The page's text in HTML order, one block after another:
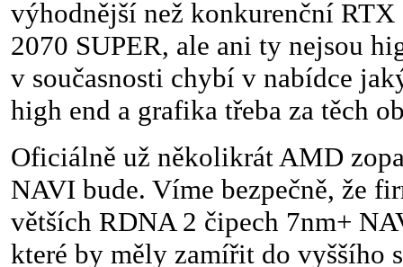
výhodnější než konkurenční RTX
2070 SUPER, ale ani ty nejsou
v současnosti chybí v nabídce
high end a grafika třeba za těch
Oficiálně už několikrát AMD
NAVI bude. Víme bezpečně, že
větších RDNA 2 čipech 7nm+
které by měly zamířit do vyššího